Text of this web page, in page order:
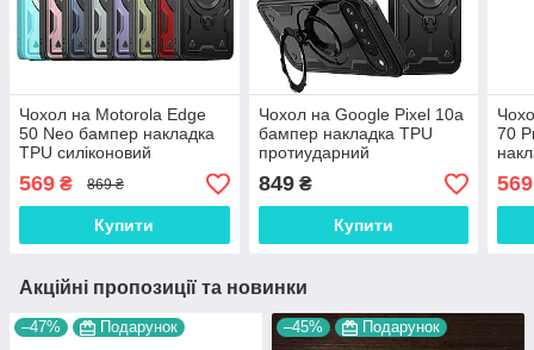
Чохол на Motorola Edge
50 Neo бампер накладка
TPU силіконовий
протиударний
оригінальний "ARMY-
COVER"
569 ₴ 869 ₴
Купити
Чохол на Google Pixel 10а
бампер накладка TPU
протиударний
оригінальний з підставкою
"ARMY-COVER"
849₴
Купити
70
569
Акційні пропозиції та новинки
–47% Подарунок –45% Подарунок